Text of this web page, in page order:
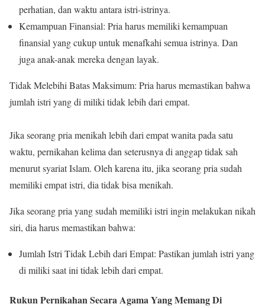
perhatian, dan waktu antara istri-istrinya.
Kemampuan Finansial: Pria harus memiliki kemampuan
finansial yang cukup untuk menafkahi semua istrinya. Dan
juga anak-anak mereka dengan layak.
Tidak Melebihi Batas Maksimum: Pria harus memastikan bahwa
jumlah istri yang di miliki tidak lebih dari empat.
Jika seorang pria menikah lebih dari empat wanita pada satu
waktu, pernikahan kelima dan seterusnya di anggap tidak sah
menurut syariat Islam. Oleh karena itu, jika seorang pria sudah
memiliki empat istri, dia tidak bisa menikah.
Jika seorang pria yang sudah memiliki istri ingin melakukan nikah
siri, dia harus memastikan bahwa:
Jumlah Istri Tidak Lebih dari Empat: Pastikan jumlah istri yang
di miliki saat ini tidak lebih dari empat.
Rukun Pernikahan Secara Agama Yang Memang Di